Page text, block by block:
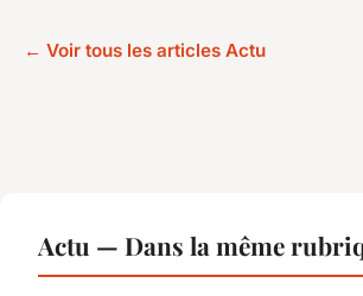
← Voir tous les articles Actu
Actu — Dans la même